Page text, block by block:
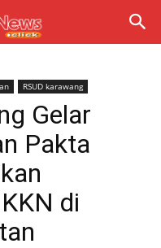
RSUD karawang
Gelar
Pakta
di